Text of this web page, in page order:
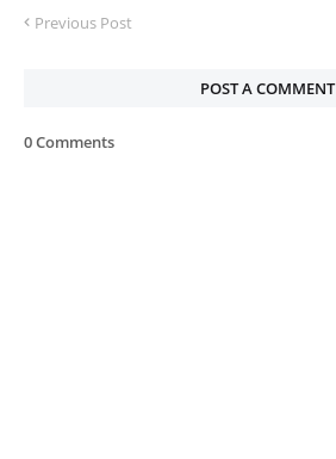
Previous Post
POST A COMMENT
0 Comments